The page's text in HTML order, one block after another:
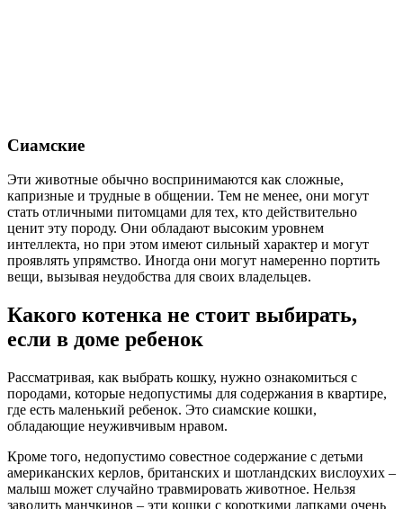
Сиамские
Эти животные обычно воспринимаются как сложные,
капризные и трудные в общении. Тем не менее, они могут
стать отличными питомцами для тех, кто действительно
ценит эту породу. Они обладают высоким уровнем
интеллекта, но при этом имеют сильный характер и могут
проявлять упрямство. Иногда они могут намеренно портить
вещи, вызывая неудобства для своих владельцев.
Какого котенка не стоит выбирать,
если в доме ребенок
Рассматривая, как выбрать кошку, нужно ознакомиться с
породами, которые недопустимы для содержания в квартире,
где есть маленький ребенок. Это сиамские кошки,
обладающие неуживчивым нравом.
Кроме того, недопустимо совестное содержание с детьми
американских керлов, британских и шотландских вислоухих –
малыш может случайно травмировать животное. Нельзя
заводить манчкинов – эти кошки с короткими лапками очень